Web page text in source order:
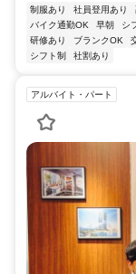
制服あり 社員登用あり
バイク通勤OK
早朝 シ
研修あり
ブランクOK
シフト制
社割あり
アルバイト・パート